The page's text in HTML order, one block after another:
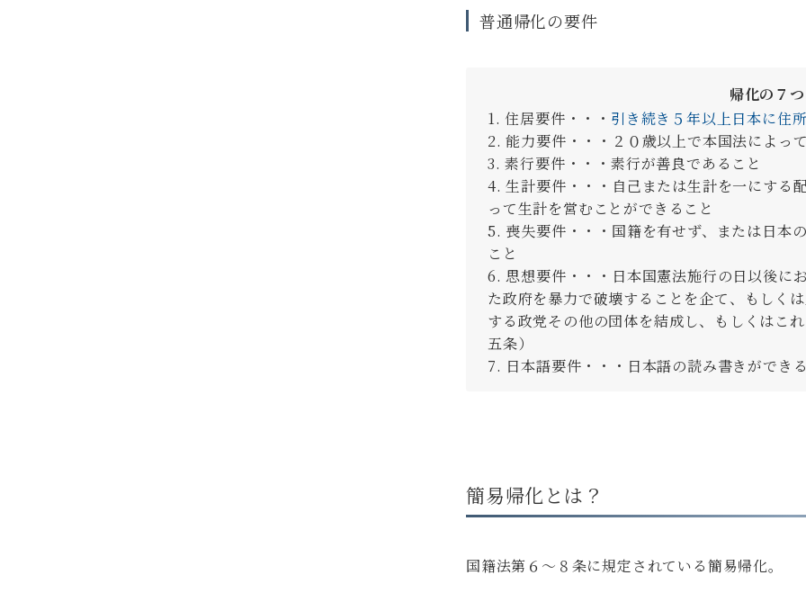
普通帰化の要件
帰化の７
住居要件・・・ 引き続き５年以上日本に住
能力要件・・・２０歳以上で本国法によっ
素行要件・・・素行が善良であること
生計要件・・・自己または生計を一にする
って生計を営むことができること
喪失要件・・・国籍を有せず、または日本
こと
思想要件・・・日本国憲法施行の日以後に
た政府を暴力で破壊することを企て、もしく
する政党その他の団体を結成し、もしくはこ
五条）
日本語要件・・・日本語の読み書きができ
簡易帰化とは？
国籍法第６～８条に規定されている簡易帰化。